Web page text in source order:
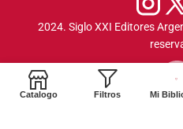
2024. Siglo XXI Editores
Catalogo Filtros